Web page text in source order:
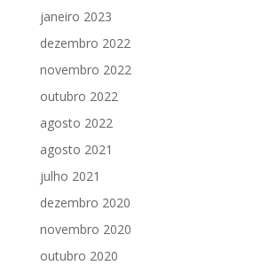
janeiro 2023
dezembro 2022
novembro 2022
outubro 2022
agosto 2022
agosto 2021
julho 2021
dezembro 2020
novembro 2020
outubro 2020